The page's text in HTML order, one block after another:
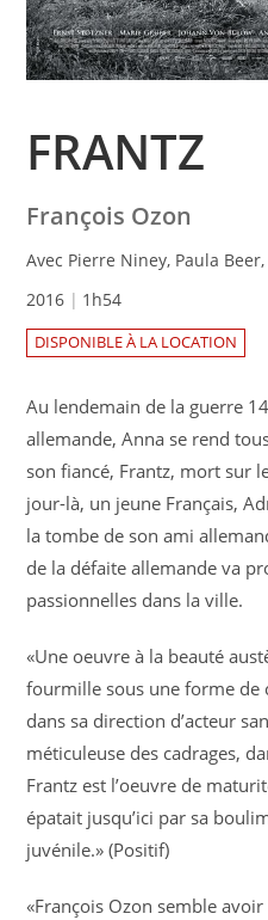
FRANTZ
François Ozon
Avec Pierre Niney, Paula
2016
1h54
DISPONIBLE À LA LOCATION
Au lendemain de la guerre
allemande, Anna se rend
son fiancé, Frantz, mort sur
jour-là, un jeune Français,
la tombe de son ami
de la défaite allemande va
passionnelles dans la ville.
«Une oeuvre à la beauté
fourmille sous une forme de
dans sa direction d’acteur
méticuleuse des cadrages,
Frantz est l’oeuvre de
épatait jusqu’ici par sa
juvénile.» (Positif)
«François Ozon semble